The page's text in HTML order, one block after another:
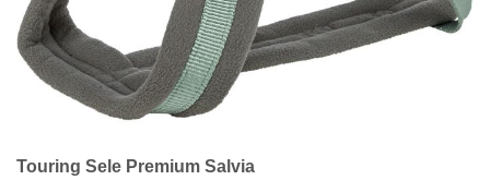
Skip
Touring Sele Premium Salvia